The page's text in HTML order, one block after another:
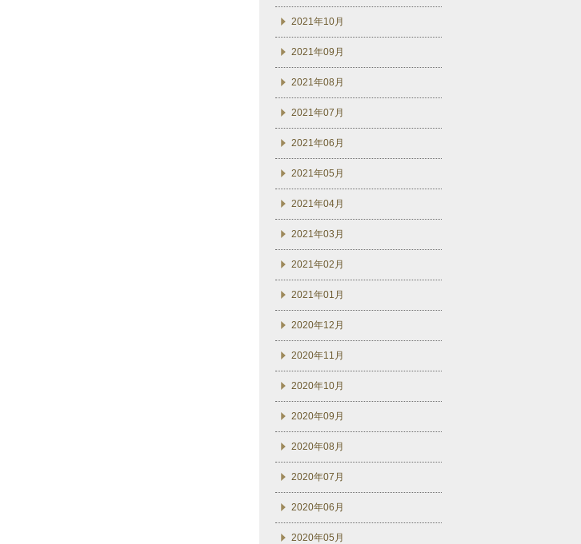
2021年10月
2021年09月
2021年08月
2021年07月
2021年06月
2021年05月
2021年04月
2021年03月
2021年02月
2021年01月
2020年12月
2020年11月
2020年10月
2020年09月
2020年08月
2020年07月
2020年06月
2020年05月